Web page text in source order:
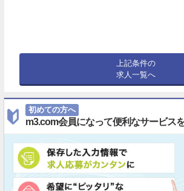
上記条件の
求人一覧へ
初めての方へ
m3.com会員になって便利なサービス